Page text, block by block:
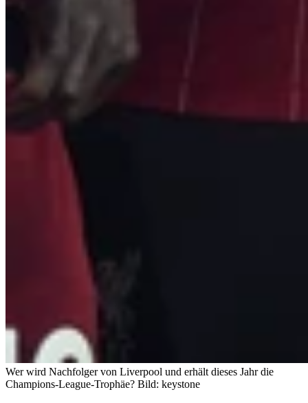
Wer wird Nachfolger von Liverpool und erhält dieses Jahr die
Champions-League-Trophäe? Bild: keystone